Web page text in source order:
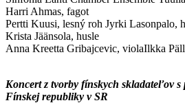
Harri Ahmas, fagot
Pertti Kuusi, lesný roh Jyrki Lasonpalo,
Krista Jäänsola, husle
Anna Kreetta Gribajcevic, violaIlkka
Koncert z tvorby fínskych skladateľov s
Fínskej republiky v SR